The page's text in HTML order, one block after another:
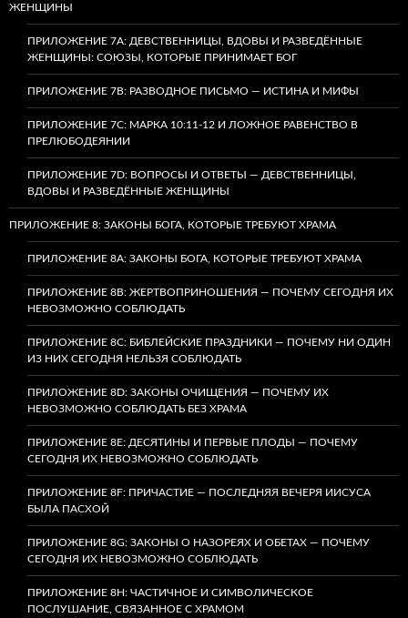
ЖЕНЩИНЫ
ПРИЛОЖЕНИЕ 7А: ДЕВСТВЕННИЦЫ, ВДОВЫ И РАЗВЕДЁННЫЕ
ЖЕНЩИНЫ: СОЮЗЫ, КОТОРЫЕ ПРИНИМАЕТ БОГ
ПРИЛОЖЕНИЕ 7B: РАЗВОДНОЕ ПИСЬМО — ИСТИНА И МИФЫ
ПРИЛОЖЕНИЕ 7C: МАРКА 10:11-12 И ЛОЖНОЕ РАВЕНСТВО В
ПРЕЛЮБОДЕЯНИИ
ПРИЛОЖЕНИЕ 7D: ВОПРОСЫ И ОТВЕТЫ — ДЕВСТВЕННИЦЫ,
ВДОВЫ И РАЗВЕДЁННЫЕ ЖЕНЩИНЫ
ПРИЛОЖЕНИЕ 8: ЗАКОНЫ БОГА, КОТОРЫЕ ТРЕБУЮТ ХРАМА
ПРИЛОЖЕНИЕ 8A: ЗАКОНЫ БОГА, КОТОРЫЕ ТРЕБУЮТ ХРАМА
ПРИЛОЖЕНИЕ 8B: ЖЕРТВОПРИНОШЕНИЯ — ПОЧЕМУ СЕГОДНЯ ИХ
НЕВОЗМОЖНО СОБЛЮДАТЬ
ПРИЛОЖЕНИЕ 8C: БИБЛЕЙСКИЕ ПРАЗДНИКИ — ПОЧЕМУ НИ ОДИН
ИЗ НИХ СЕГОДНЯ НЕЛЬЗЯ СОБЛЮДАТЬ
ПРИЛОЖЕНИЕ 8D: ЗАКОНЫ ОЧИЩЕНИЯ — ПОЧЕМУ ИХ
НЕВОЗМОЖНО СОБЛЮДАТЬ БЕЗ ХРАМА
ПРИЛОЖЕНИЕ 8E: ДЕСЯТИНЫ И ПЕРВЫЕ ПЛОДЫ — ПОЧЕМУ
СЕГОДНЯ ИХ НЕВОЗМОЖНО СОБЛЮДАТЬ
ПРИЛОЖЕНИЕ 8F: ПРИЧАСТИЕ — ПОСЛЕДНЯЯ ВЕЧЕРЯ ИИСУСА
БЫЛА ПАСХОЙ
ПРИЛОЖЕНИЕ 8G: ЗАКОНЫ О НАЗОРЕЯХ И ОБЕТАХ — ПОЧЕМУ
СЕГОДНЯ ИХ НЕВОЗМОЖНО СОБЛЮДАТЬ
ПРИЛОЖЕНИЕ 8H: ЧАСТИЧНОЕ И СИМВОЛИЧЕСКОЕ
ПОСЛУШАНИЕ, СВЯЗАННОЕ С ХРАМОМ